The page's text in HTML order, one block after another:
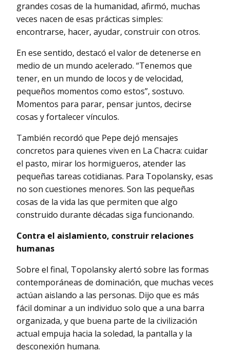
grandes cosas de la humanidad, afirmó, muchas
veces nacen de esas prácticas simples:
encontrarse, hacer, ayudar, construir con otros.
En ese sentido, destacó el valor de detenerse en
medio de un mundo acelerado. “Tenemos que
tener, en un mundo de locos y de velocidad,
pequeños momentos como estos”, sostuvo.
Momentos para parar, pensar juntos, decirse
cosas y fortalecer vínculos.
También recordó que Pepe dejó mensajes
concretos para quienes viven en La Chacra: cuidar
el pasto, mirar los hormigueros, atender las
pequeñas tareas cotidianas. Para Topolansky, esas
no son cuestiones menores. Son las pequeñas
cosas de la vida las que permiten que algo
construido durante décadas siga funcionando.
Contra el aislamiento, construir relaciones
humanas
Sobre el final, Topolansky alertó sobre las formas
contemporáneas de dominación, que muchas veces
actúan aislando a las personas. Dijo que es más
fácil dominar a un individuo solo que a una barra
organizada, y que buena parte de la civilización
actual empuja hacia la soledad, la pantalla y la
desconexión humana.